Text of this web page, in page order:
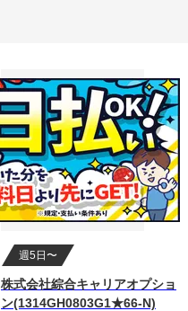
週5日〜
株式会社綜合キャリアオプショ
ン(1314GH0803G1★66-N)